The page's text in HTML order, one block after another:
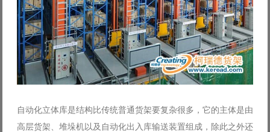
自动化立体库是结构比传统普通货架要复杂很多，它的主体是由
高层货架、堆垛机以及自动化出入库输送装置组成，除此之外还